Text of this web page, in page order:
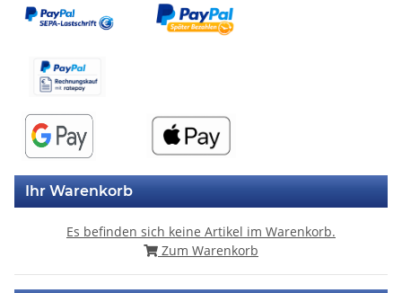
Ihr Warenkorb
Es befinden sich keine Artikel im Warenkorb.
Zum Warenkorb